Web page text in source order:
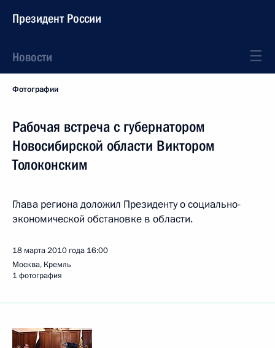
Президент России
Новости
Фотографии
Рабочая встреча с губернатором
Новосибирской области Виктором
Толоконским
Глава региона доложил Президенту о социально-
экономической обстановке в области.
18 марта 2010 года 16:00
Москва, Кремль
1 фотография